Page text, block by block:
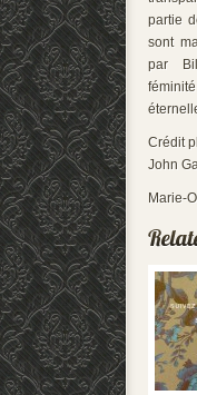
partie
sont
par
Crédit
John
Marie-